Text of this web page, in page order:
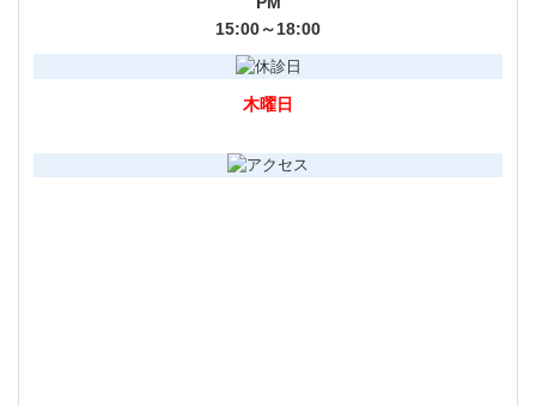
15:00～18:00
木曜日